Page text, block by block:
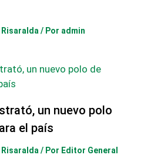
Risaralda / Por admin
un nuevo polo
el país
Risaralda / Por Editor General